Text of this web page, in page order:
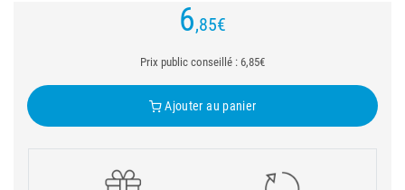
6,85€
Prix public conseillé : 6,85€
Ajouter au panier